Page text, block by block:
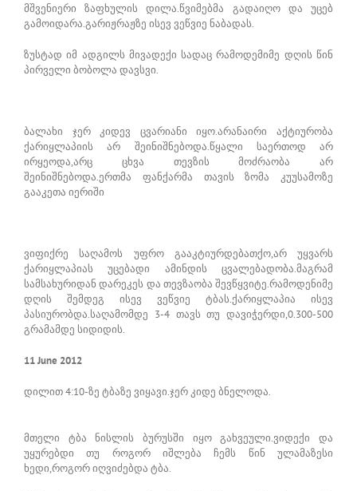
მშვენიერი ზაფხულის დილა.წვიმებმა გადაიღო და უცებ
გამოიდარა.გარიჟრაჟზე ისევ ვეწვიე ნაბადას.
ზუსტად იმ ადგილს მივადექი სადაც რამოდემიმე დღის წინ
პირველი ბობოლა დავსვი.
ბალახი ჯერ კიდევ ცვარიანი იყო.არანაირი აქტიურობა
ქარიყლაპიის არ შეინიშნებოდა.წყალი საერთოდ არ
ირყეოდა,არც ცხვა თევზის მოძრაობა არ
შეინიშნებოდა.ერთმა ფანქარმა თავის ზომა კუუსამოზე
გააკეთა იერიში
ვიფიქრე საღამოს უფრო გააკტიურდებათქო,არ უყვარს
ქარიყლაპიას უცებადი ამინდის ცვალებადობა.მაგრამ
სამსახურიდან დარეკეს და თევზაობა შევწყვიტე.რამოდენიმე
დღის შემდეგ ისევ ვეწვიე ტბას.ქარიყლაპია ისევ
პასიურობდა.საღამომდე 3-4 თავს თუ დავიჭერდი,0.300-500
გრამამდე სიდიდის.
11 June 2012
დილით 4:10-ზე ტბაზე ვიყავი.ჯერ კიდე ბნელოდა.
მთელი ტბა ნისლის ბურუსში იყო გახვეული.ვიდექი და
უყურებდი თუ როგორ იშლება ჩემს წინ ულამაზესი
ხედი,როგორ იღვიძებდა ტბა.